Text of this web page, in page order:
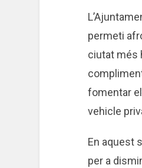
permeti
ciutat més
fomentar
vehicle
En aquest
per a